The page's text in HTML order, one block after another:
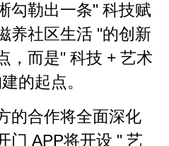
勾勒出一条" 科技赋
养社区生活 "的创新
，而是" 科技 + 艺术
的起点。
的合作将全面深化
门 APP将开设 " 艺